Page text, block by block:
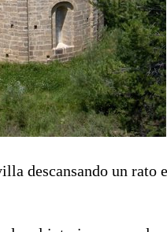
descansando un rato